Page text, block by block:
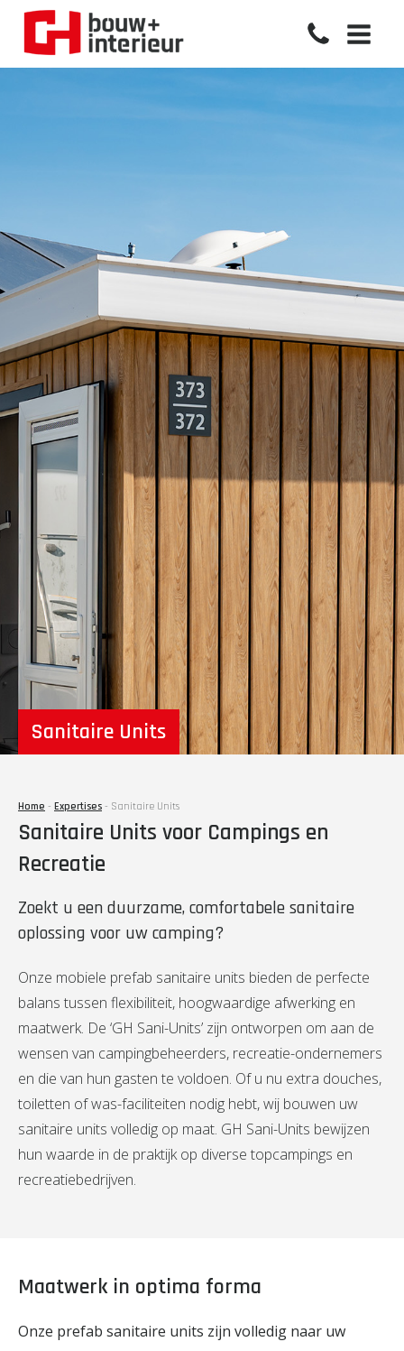
Sanitaire Units
Home - Expertises - Sanitaire Units
Sanitaire Units voor Campings en
Recreatie
Zoekt u een duurzame, comfortabele sanitaire
oplossing voor uw camping?
Onze mobiele prefab sanitaire units bieden de perfecte
balans tussen flexibiliteit, hoogwaardige afwerking en
maatwerk. De ‘GH Sani-Units’ zijn ontworpen om aan de
wensen van campingbeheerders, recreatie-ondernemers
en die van hun gasten te voldoen. Of u nu extra douches,
toiletten of was-faciliteiten nodig hebt, wij bouwen uw
sanitaire units volledig op maat. GH Sani-Units bewijzen
hun waarde in de praktijk op diverse topcampings en
recreatiebedrijven.
Maatwerk in optima forma
Onze prefab sanitaire units zijn volledig naar uw